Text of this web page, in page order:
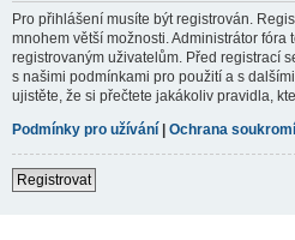
Pro přihlášení musíte být registrován.
mnohem větší možnosti. Administrátor
registrovaným uživatelům. Před registrací
s našimi podmínkami pro použití a s
ujistěte, že si přečtete jakákoliv pravidla,
Podmínky pro užívání | Ochrana soukromí
Registrovat